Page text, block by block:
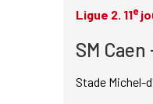
Ligue 2. 11e
SM Caen
Stade Michel-